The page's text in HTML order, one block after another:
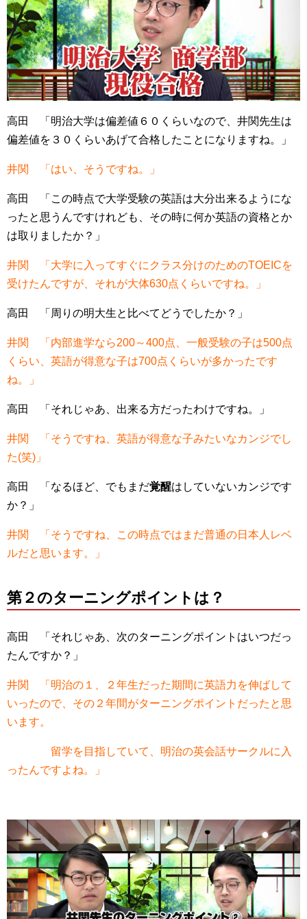
高田 「明治大学は偏差値６０くらいなので、井関先生は
偏差値を３０くらいあげて合格したことになりますね。」
井関 「はい、そうですね。」
高田 「この時点で大学受験の英語は大分出来るようにな
ったと思うんですけれども、その時に何か英語の資格とか
は取りましたか？」
井関 「大学に入ってすぐにクラス分けのためのTOEICを
受けたんですが、それが大体630点くらいですね。」
高田 「周りの明大生と比べてどうでしたか？」
井関 「内部進学なら200～400点、一般受験の子は500点
くらい、英語が得意な子は700点くらいが多かったです
ね。」
高田 「それじゃあ、出来る方だったわけですね。」
井関 「そうですね、英語が得意な子みたいなカンジでし
た(笑)」
高田 「なるほど、でもまだ覚醒はしていないカンジです
か？」
井関 「そうですね、この時点ではまだ普通の日本人レベ
ルだと思います。」
第２のターニングポイントは？
高田 「それじゃあ、次のターニングポイントはいつだっ
たんですか？」
井関 「明治の１、２年生だった期間に英語力を伸ばして
いったので、その２年間がターニングポイントだったと思
います。
留学を目指していて、明治の英会話サークルに入
ったんですよね。」